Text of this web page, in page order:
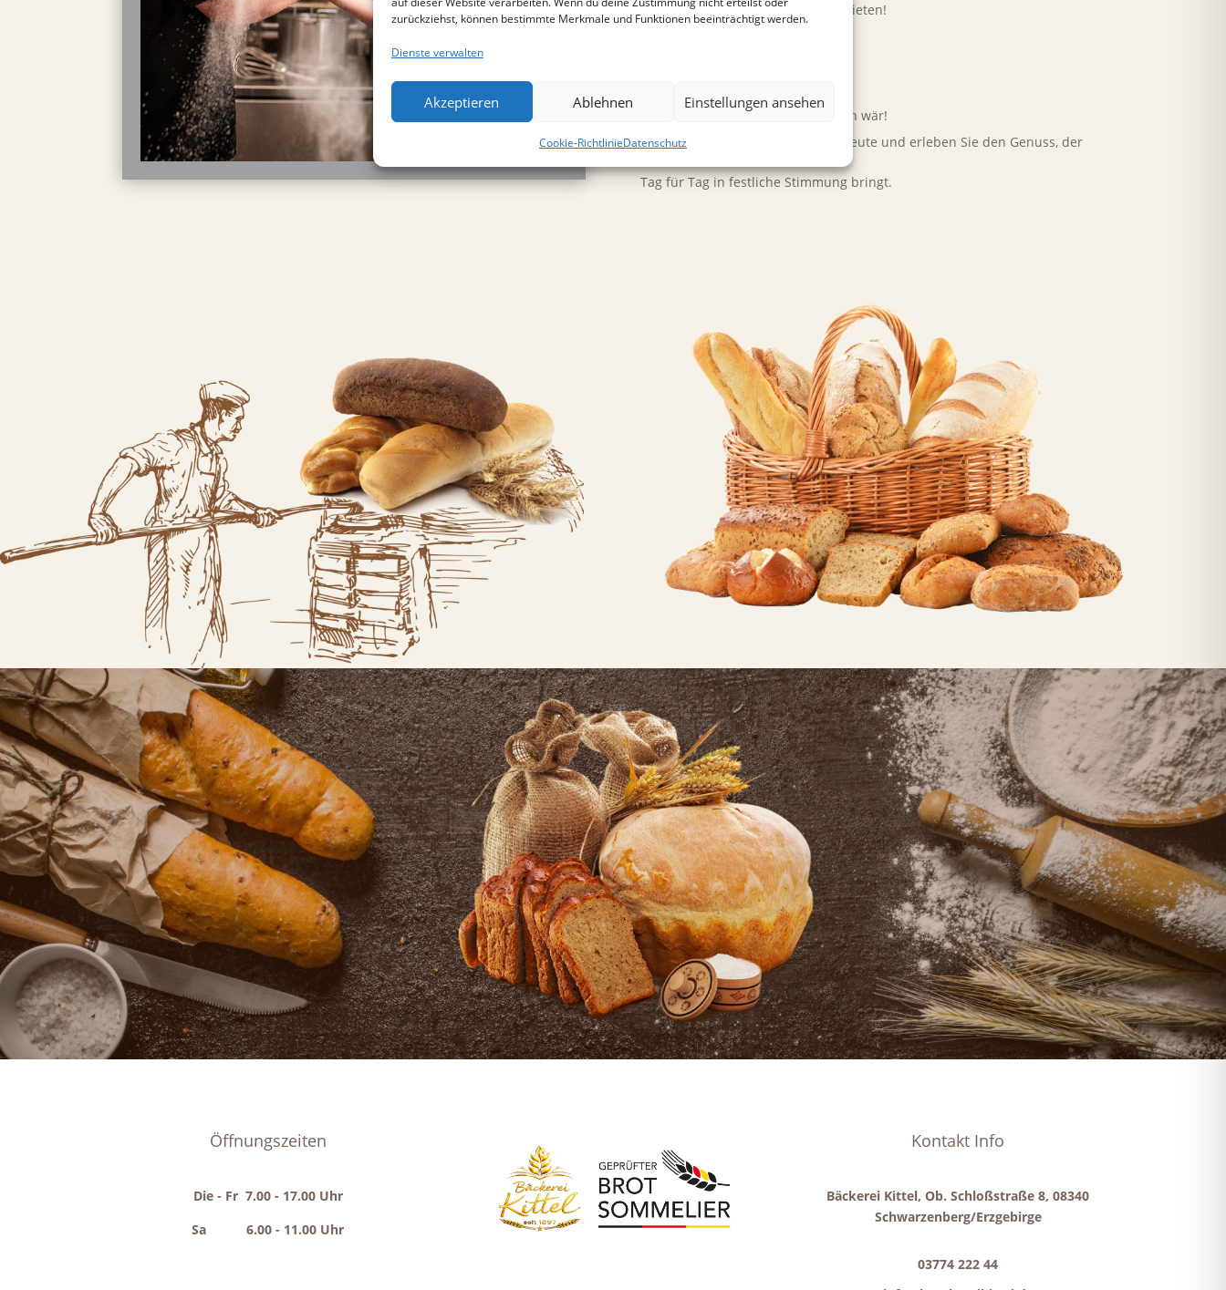
zurückziehst, können bestimmte Merkmale und Funktionen beeinträchtigt werden.
Dienste verwalten
Akzeptieren Ablehnen Einstellungen ansehen
Cookie-RichtlinieDatenschutz
wardn Butterstolln erscht ageschnieten!
Wenn bluß erscht bal Weihnachten wär!
Bestellen Sie Ihren Butterstollen heute und erleben Sie den Genuss, der
Tag für Tag in festliche Stimmung bringt.
Öffnungszeiten
Die - Fr 7.00 - 17.00 Uhr
Sa 6.00 - 11.00 Uhr
Kontakt Info
Bäckerei Kittel, Ob. Schloßstraße 8, 08340
Schwarzenberg/Erzgebirge
03774 222 44